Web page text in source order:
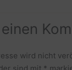
wird nicht